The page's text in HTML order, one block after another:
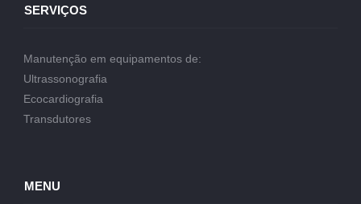
SERVIÇOS
Manutenção em equipamentos de:
Ultrassonografia
Ecocardiografia
Transdutores
MENU